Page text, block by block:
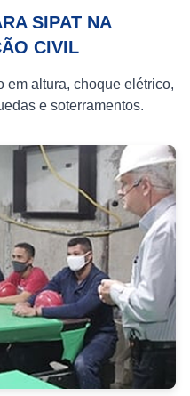
SIPAT NA
CIVIL
em altura, choque elétrico,
e soterramentos.